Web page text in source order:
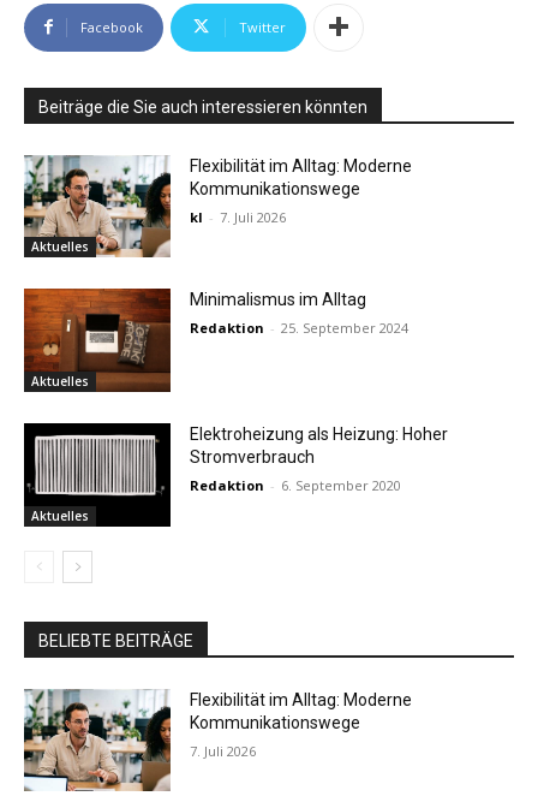
Facebook Twitter
Beiträge die Sie auch interessieren könnten
Aktuelles
Flexibilität im Alltag: Moderne
Kommunikationswege
kl - 7. Juli 2026
Aktuelles
Minimalismus im Alltag
Redaktion - 25. September 2024
Aktuelles
Elektroheizung als Heizung: Hoher
Stromverbrauch
Redaktion - 6. September 2020
BELIEBTE BEITRÄGE
Flexibilität im Alltag: Moderne
Kommunikationswege
7. Juli 2026